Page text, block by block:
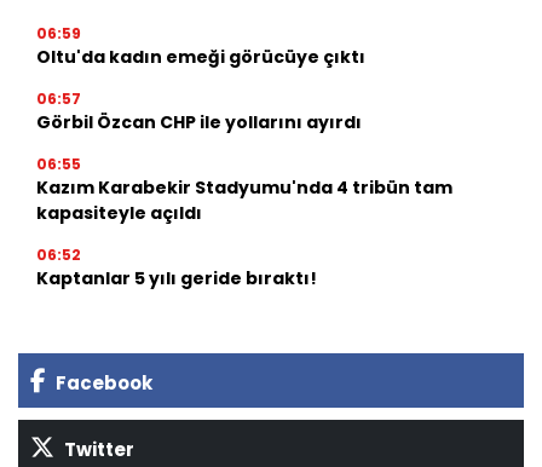
06:59
Oltu'da kadın emeği görücüye çıktı
06:57
Görbil Özcan CHP ile yollarını ayırdı
06:55
Kazım Karabekir Stadyumu'nda 4 tribün tam
kapasiteyle açıldı
06:52
Kaptanlar 5 yılı geride bıraktı!
Facebook
Twitter